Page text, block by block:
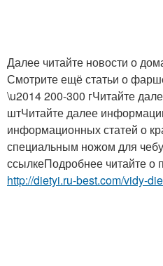
Далее читайте новости о
Смотрите ещё статьи о
\u2014 200-300 гЧитайте
штЧитайте далее
информационных статей о
специальным ножом для
ссылкеПодробнее читайте о
http://dietyi.ru-best.com/vidy-